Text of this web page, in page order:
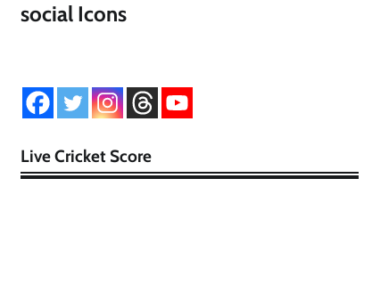
social Icons
Live Cricket Score